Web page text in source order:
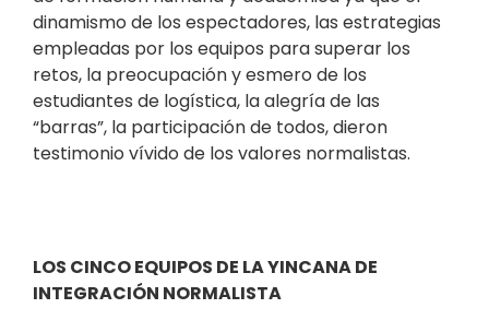
dinamismo de los espectadores, las estrategias
empleadas por los equipos para superar los
retos, la preocupación y esmero de los
estudiantes de logística, la alegría de las
“barras”, la participación de todos, dieron
testimonio vívido de los valores normalistas.
LOS CINCO EQUIPOS DE LA YINCANA DE
INTEGRACIÓN NORMALISTA